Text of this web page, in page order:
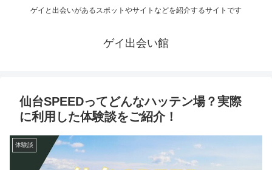
ゲイと出会いがあるスポットやサイトなどを紹介するサイトです
ゲイ出会い館
仙台SPEEDってどんなハッテン場？実際
に利用した体験談をご紹介！
体験談